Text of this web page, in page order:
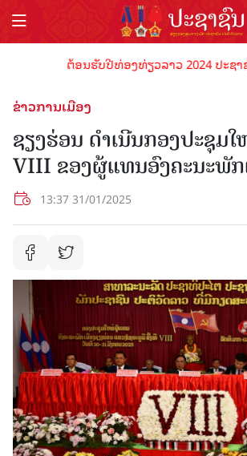
ຕ້ອນຮັບປີທ່ອງທ່ຽວລາວ 2024 ປະຊາ
ຂ່າວການເມືອງ
ຊຽງຮ່ອນ ດໍາເນີນກອງປະຊຸມ
VIII ຂອງຜູ້ແທນອົງຄະນະພັກ
13:37 31/01/2025